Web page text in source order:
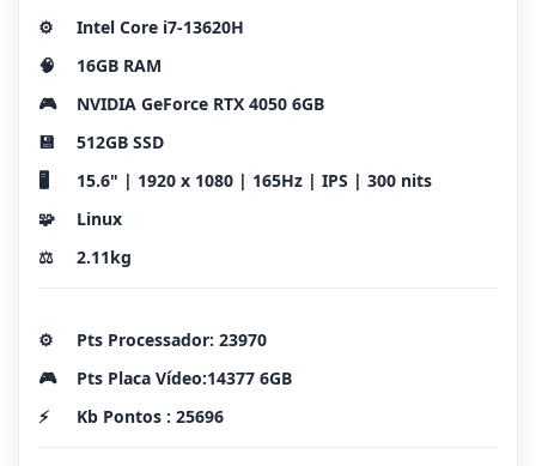
⚙️
Intel Core i7-13620H
🧠
16GB RAM
🎮
NVIDIA GeForce RTX 4050 6GB
💾
512GB SSD
🖥️
15.6" | 1920 x 1080 | 165Hz | IPS | 300 nits
🧩
Linux
⚖️
2.11kg
⚙️
Pts Processador: 23970
🎮
Pts Placa Vídeo:14377 6GB
⚡
Kb Pontos : 25696